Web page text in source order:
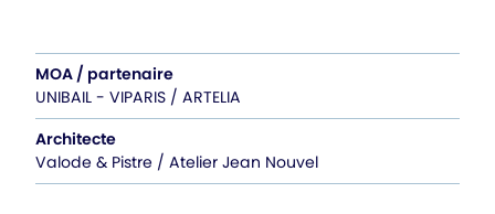
MOA / partenaire
UNIBAIL - VIPARIS / ARTELIA
Architecte
Valode & Pistre / Atelier Jean Nouvel